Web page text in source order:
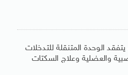
يتفقد الوحدة المتنقلة للتدخلات
والعضلية وعلاج السكتات